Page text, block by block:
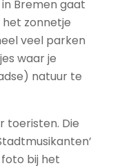
Bremen gaat
zonnetje
veel parken
waar je
natuur te
toeristen. Die
bij het